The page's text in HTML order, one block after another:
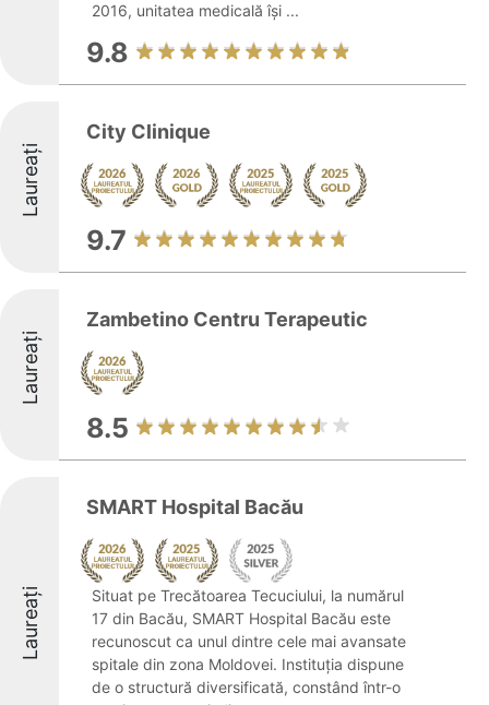
2016, unitatea medicală își ...
9.8
Laureați
City Clinique
9.7
Laureați
Zambetino Centru Terapeutic
8.5
Laureați
SMART Hospital Bacău
Situat pe Trecătoarea Tecuciului, la numărul
17 din Bacău, SMART Hospital Bacău este
recunoscut ca unul dintre cele mai avansate
spitale din zona Moldovei. Instituția dispune
de o structură diversificată, constând într-o